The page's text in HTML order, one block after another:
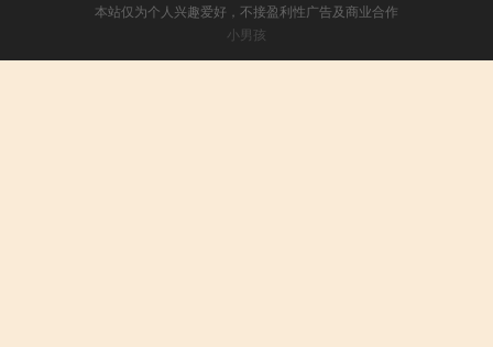
本站仅为个人兴趣爱好，不接盈利性广告及商业合作
小男孩